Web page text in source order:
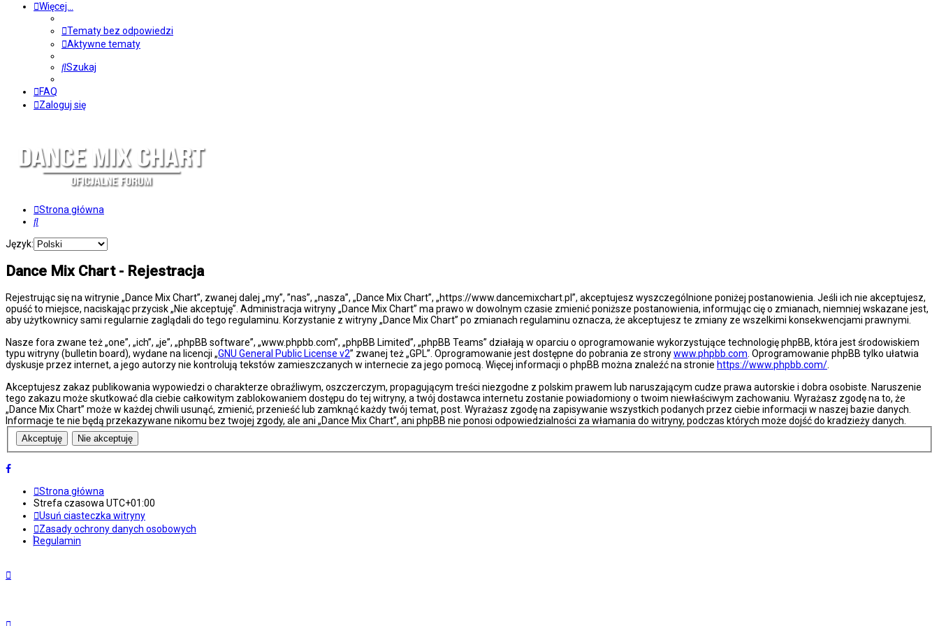
Więcej…
Tematy bez odpowiedzi
Aktywne tematy
Szukaj
FAQ
Zaloguj się
Strona główna
Szukaj
Język:
Dance Mix Chart - Rejestracja
Rejestrując się na witrynie „Dance Mix Chart”, zwanej dalej „my”, ”nas”, „nasza”, „Dance Mix Chart”, „https://www.dancemixchart.pl”, akceptujesz wyszczególnione poniżej postanowienia. Jeśli ich nie akceptujesz,
opuść to miejsce, naciskając przycisk „Nie akceptuję”. Administracja witryny „Dance Mix Chart” ma prawo w dowolnym czasie zmienić poniższe postanowienia, informując cię o zmianach, niemniej wskazane jest,
aby użytkownicy sami regularnie zaglądali do tego regulaminu. Korzystanie z witryny „Dance Mix Chart” po zmianach regulaminu oznacza, że akceptujesz te zmiany ze wszelkimi konsekwencjami prawnymi.
Nasze fora zwane też „one”, „ich”, „je”, „phpBB software”, „www.phpbb.com”, „phpBB Limited”, „phpBB Teams” działają w oparciu o oprogramowanie wykorzystujące technologię phpBB, która jest środowiskiem
typu witryny (bulletin board), wydane na licencji „GNU General Public License v2” zwanej też „GPL”. Oprogramowanie jest dostępne do pobrania ze stronywww.phpbb.com . Oprogramowanie phpBB tylko ułatwia
dyskusje przez internet, a jego autorzy nie kontrolują tekstów zamieszczanych w internecie za jego pomocą. Więcej informacji o phpBB można znaleźć na stronie https://www.phpbb.com/
Akceptujesz zakaz publikowania wypowiedzi o charakterze obraźliwym, oszczerczym, propagującym treści niezgodne z polskim prawem lub naruszającym cudze prawa autorskie i dobra osobiste. Naruszenie
tego zakazu może skutkować dla ciebie całkowitym zablokowaniem dostępu do tej witryny, a twój dostawca internetu zostanie powiadomiony o twoim niewłaściwym zachowaniu. Wyrażasz zgodę na to, że
„Dance Mix Chart” może w każdej chwili usunąć, zmienić, przenieść lub zamknąć każdy twój temat, post. Wyrażasz zgodę na zapisywanie wszystkich podanych przez ciebie informacji w naszej bazie danych.
Informacje te nie będą przekazywane nikomu bez twojej zgody, ale ani „Dance Mix Chart”, ani phpBB nie ponosi odpowiedzialności za włamania do witryny, podczas których może dojść do kradzieży danych.
Strona główna
Strefa czasowaUTC+01:00
Usuń ciasteczka witryny
Zasady ochrony danych osobowych
Regulamin